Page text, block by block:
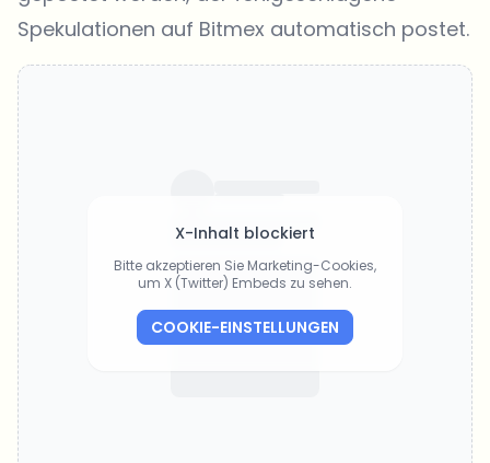
Spekulationen auf Bitmex automatisch postet.
X-Inhalt blockiert
Bitte akzeptieren Sie Marketing-Cookies,
um X (Twitter) Embeds zu sehen.
COOKIE-EINSTELLUNGEN